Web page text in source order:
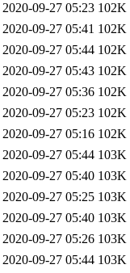
2020-09-27 05:23 102K
2020-09-27 05:41 102K
2020-09-27 05:44 102K
2020-09-27 05:43 102K
2020-09-27 05:36 102K
2020-09-27 05:23 102K
2020-09-27 05:16 102K
2020-09-27 05:44 103K
2020-09-27 05:40 103K
2020-09-27 05:25 103K
2020-09-27 05:40 103K
2020-09-27 05:26 103K
2020-09-27 05:44 103K